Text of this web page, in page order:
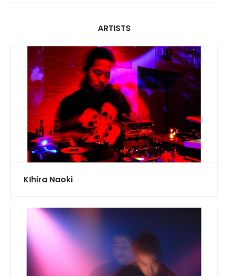
ARTISTS
KIhira Naoki